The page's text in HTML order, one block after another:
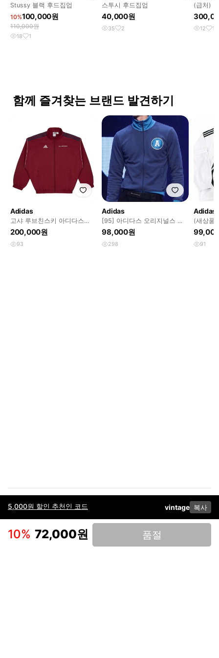
5,000원 할인 추천인 코드 vintage 복사
10% 72,000원 품절
Stussy 블랙 후드집업
10%100,000원
110,000원
18 1
스투시 후드집업
40,000원
35 2
(급처)
집업 M
12 1
함께 즐겨찾는 브랜드 발견하기
Adidas
고샤 루브친스키 아디다스
18SS 콜라보 트랙탑 져지 해찬
버건디
200,000원
93
Adidas
[95] 아디다스 오리지널스 컬
리지에이트 서클 A 와펜 배색
트랙탑 집업
98,000원
298
Adidas
(새상품/
트 트랙
바람막이
91
이용약관고객센터판매개인정보 처리방침사업자 정보다운로드
인스타그램